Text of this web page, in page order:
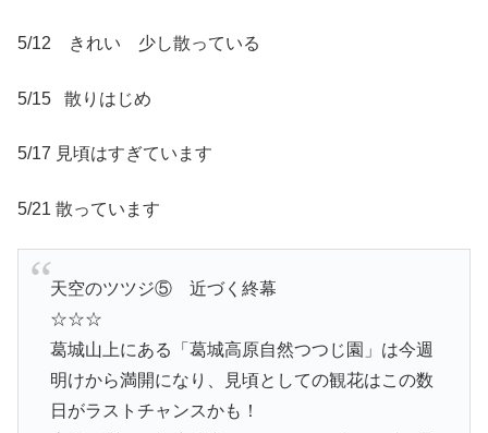
5/12 きれい 少し散っている
5/15 散りはじめ
5/17 見頃はすぎています
5/21 散っています
天空のツツジ⑤ 近づく終幕
☆☆☆
葛城山上にある「葛城高原自然つつじ園」は今週
明けから満開になり、見頃としての観花はこの数
日がラストチャンスかも！